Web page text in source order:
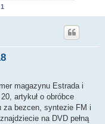
1
magazynu Estrada i
artykuł o obróbce
za bezcen, syntezie FM i
na DVD pełną